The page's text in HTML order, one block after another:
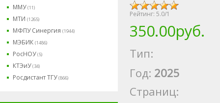
ММУ(11)
МТИ (1265)
МФПУ Синергия (1944)
МЭБИК (1486)
РосНОУ(5)
КТЭиУ(34)
Росдистант ТГУ(866)
Рейтинг: 5.0/1
350.00руб.
Тип:
Год: 2025
Страниц: